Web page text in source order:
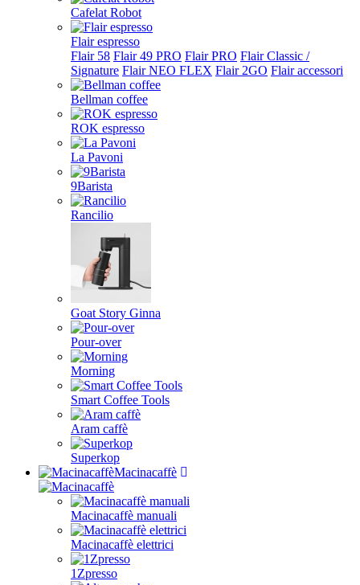
Cafelat Robot
Flair espresso
Flair 58 Flair 49 PRO Flair PRO Flair Classic /
Signature Flair NEO FLEX Flair 2GO Flair accessori
Bellman coffee
ROK espresso
La Pavoni
9Barista
Rancilio
Goat Story Ginna
Pour-over
Morning
Smart Coffee Tools
Aram caffè
Superkop
Macinacaffè
Macinacaffè manuali
Macinacaffè elettrici
1Zpresso